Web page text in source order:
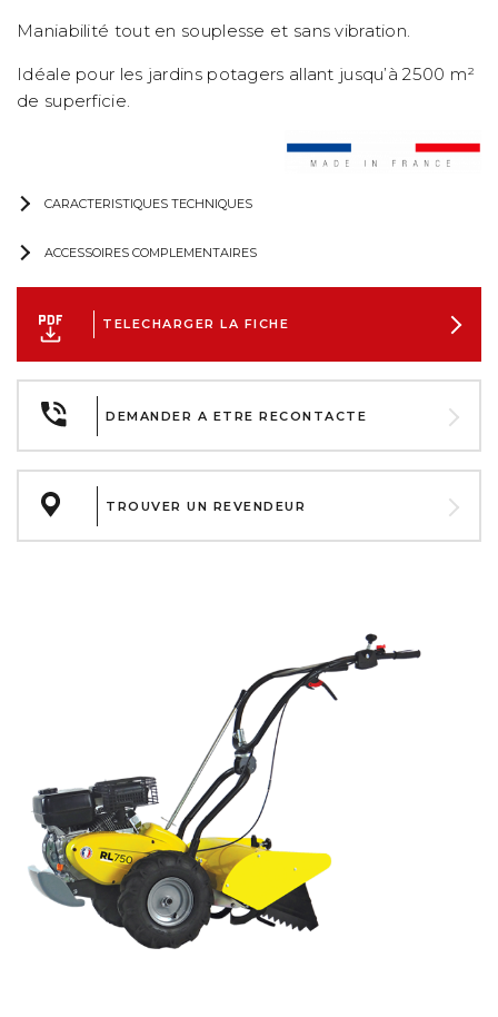
Maniabilité tout en souplesse et sans vibration.
Idéale pour les jardins potagers allant jusqu’à 2500 m²
de superficie.
CARACTERISTIQUES TECHNIQUES
ACCESSOIRES COMPLEMENTAIRES
TELECHARGER LA FICHE
DEMANDER A ETRE RECONTACTE
TROUVER UN REVENDEUR